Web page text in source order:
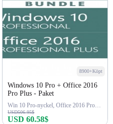
8900+Köpt
Windows 10 Pro + Office 2016
Pro Plus - Paket
Win 10 Pro-nyckel, Office 2016 Pro-nyckel
USD506.95$
USD 60.58$